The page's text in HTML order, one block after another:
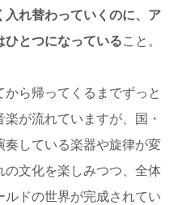
入れ替わっていくのに、ア
ひとつになっていること。
ら帰ってくるまでずっと
が流れていますが、国・
している楽器や旋律が変
の文化を楽しみつつ、全体
ルドの世界が完成されてい